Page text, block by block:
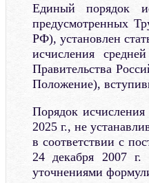
Единый порядок
предусмотренных
РФ), установлен
исчисления
Правительства
Положение),
Порядок
2025 г., не
в соответствии с
24 декабря 2007
уточнениями